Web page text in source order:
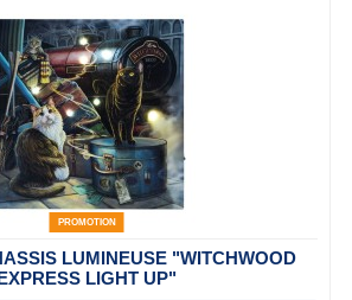
PROMOTION
LUMINEUSE "WITCHWOOD
LIGHT UP"